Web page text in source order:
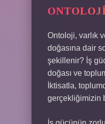
Ontoloji, varlık
doğasına dair
şekillenir? İş
doğası ve
İktisatla,
gerçekliğimizin